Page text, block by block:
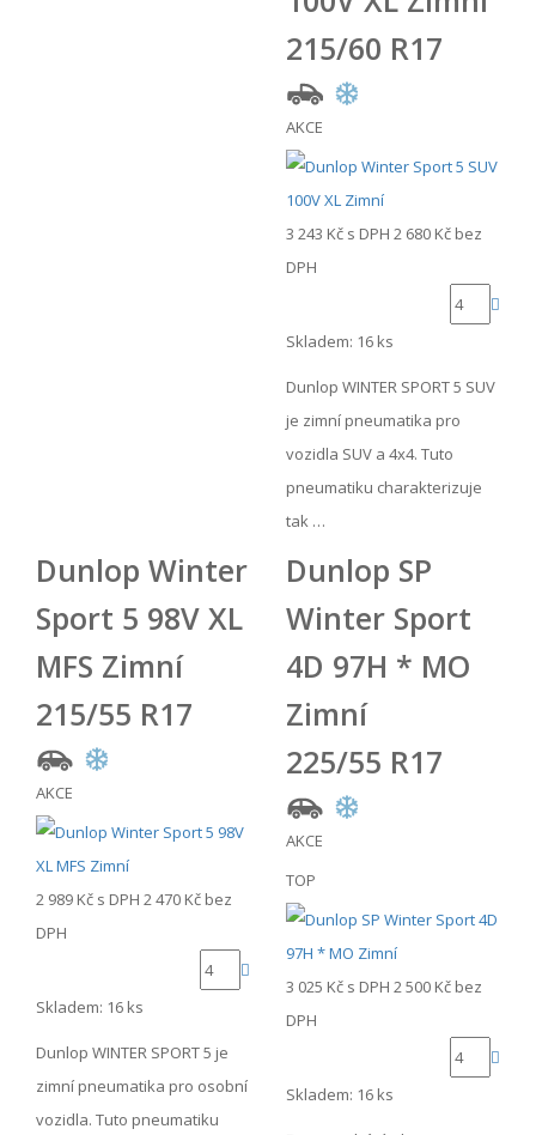
215/60 R17
AKCE
3 243 Kč s DPH 2 680 Kč bez
DPH
Skladem: 16 ks
Dunlop WINTER SPORT 5 SUV
je zimní pneumatika pro
vozidla SUV a 4x4. Tuto
pneumatiku charakterizuje
tak …
Dunlop Winter
Sport 5 98V XL
MFS Zimní
215/55 R17
AKCE
2 989 Kč s DPH 2 470 Kč bez
DPH
Skladem: 16 ks
Dunlop WINTER SPORT 5 je
zimní pneumatika pro osobní
vozidla. Tuto pneumatiku
Dunlop SP
Winter Sport
4D 97H * MO
Zimní
225/55 R17
AKCE
TOP
3 025 Kč s DPH 2 500 Kč bez
DPH
Skladem: 16 ks